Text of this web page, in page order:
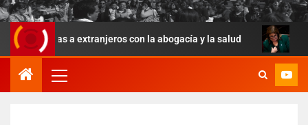
a extranjeros con la abogacía y la salud La Ley de